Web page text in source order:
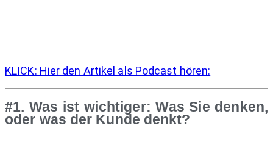
KLICK: Hier den Artikel als Podcast hören:
#1. Was ist wichtiger: Was Sie denken,
oder was der Kunde denkt?